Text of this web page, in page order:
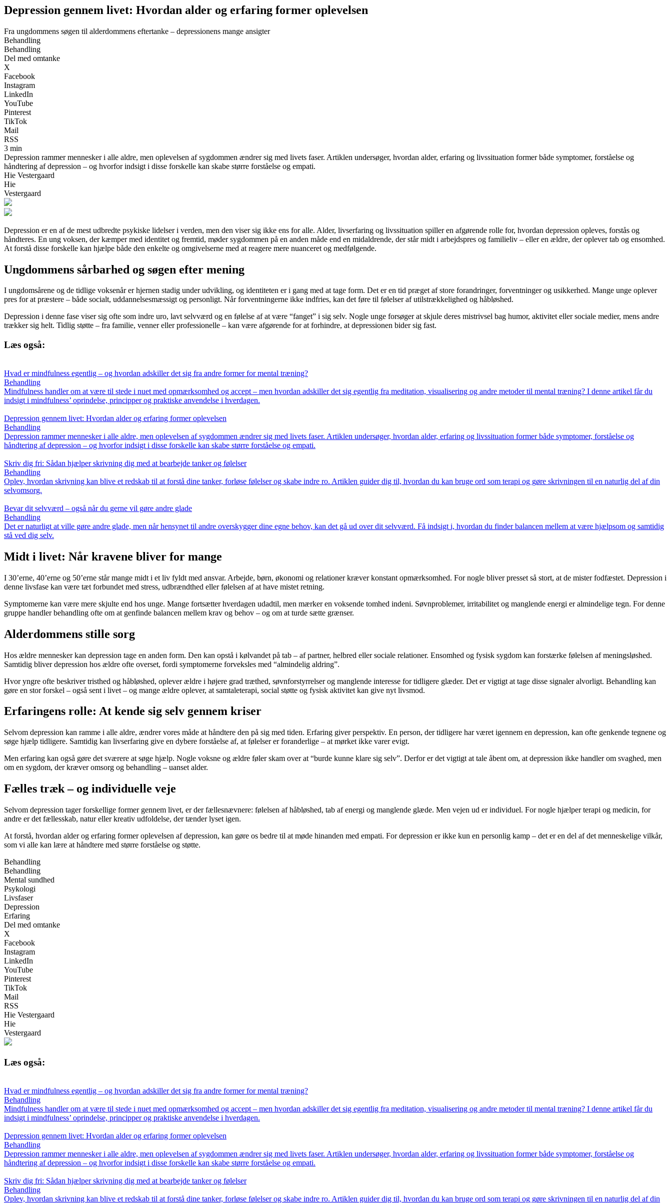
Depression gennem livet: Hvordan alder og erfaring former oplevelsen
Fra ungdommens søgen til alderdommens eftertanke – depressionens mange ansigter
Behandling
Behandling
Del med omtanke
X
Facebook
Instagram
LinkedIn
YouTube
Pinterest
TikTok
Mail
RSS
3 min
Depression rammer mennesker i alle aldre, men oplevelsen af sygdommen ændrer sig med livets faser. Artiklen undersøger, hvordan alder, erfaring og livssituation former både symptomer, forståelse og
håndtering af depression – og hvorfor indsigt i disse forskelle kan skabe større forståelse og empati.
Hie Vestergaard
Hie
Vestergaard
Depression er en af de mest udbredte psykiske lidelser i verden, men den viser sig ikke ens for alle. Alder, livserfaring og livssituation spiller en afgørende rolle for, hvordan depression opleves, forstås og
håndteres. En ung voksen, der kæmper med identitet og fremtid, møder sygdommen på en anden måde end en midaldrende, der står midt i arbejdspres og familieliv – eller en ældre, der oplever tab og ensomhed.
At forstå disse forskelle kan hjælpe både den enkelte og omgivelserne med at reagere mere nuanceret og medfølgende.
Ungdommens sårbarhed og søgen efter mening
I ungdomsårene og de tidlige voksenår er hjernen stadig under udvikling, og identiteten er i gang med at tage form. Det er en tid præget af store forandringer, forventninger og usikkerhed. Mange unge oplever
pres for at præstere – både socialt, uddannelsesmæssigt og personligt. Når forventningerne ikke indfries, kan det føre til følelser af utilstrækkelighed og håbløshed.
Depression i denne fase viser sig ofte som indre uro, lavt selvværd og en følelse af at være “fanget” i sig selv. Nogle unge forsøger at skjule deres mistrivsel bag humor, aktivitet eller sociale medier, mens andre
trækker sig helt. Tidlig støtte – fra familie, venner eller professionelle – kan være afgørende for at forhindre, at depressionen bider sig fast.
Læs også:
Hvad er mindfulness egentlig – og hvordan adskiller det sig fra andre former for mental træning?
Behandling
Mindfulness handler om at være til stede i nuet med opmærksomhed og accept – men hvordan adskiller det sig egentlig fra meditation, visualisering og andre metoder til mental træning? I denne artikel får du
indsigt i mindfulness’ oprindelse, principper og praktiske anvendelse i hverdagen.
Depression gennem livet: Hvordan alder og erfaring former oplevelsen
Behandling
Depression rammer mennesker i alle aldre, men oplevelsen af sygdommen ændrer sig med livets faser. Artiklen undersøger, hvordan alder, erfaring og livssituation former både symptomer, forståelse og
håndtering af depression – og hvorfor indsigt i disse forskelle kan skabe større forståelse og empati.
Skriv dig fri: Sådan hjælper skrivning dig med at bearbejde tanker og følelser
Behandling
Oplev, hvordan skrivning kan blive et redskab til at forstå dine tanker, forløse følelser og skabe indre ro. Artiklen guider dig til, hvordan du kan bruge ord som terapi og gøre skrivningen til en naturlig del af din
selvomsorg.
Bevar dit selvværd – også når du gerne vil gøre andre glade
Behandling
Det er naturligt at ville gøre andre glade, men når hensynet til andre overskygger dine egne behov, kan det gå ud over dit selvværd. Få indsigt i, hvordan du finder balancen mellem at være hjælpsom og samtidig
stå ved dig selv.
Midt i livet: Når kravene bliver for mange
I 30’erne, 40’erne og 50’erne står mange midt i et liv fyldt med ansvar. Arbejde, børn, økonomi og relationer kræver konstant opmærksomhed. For nogle bliver presset så stort, at de mister fodfæstet. Depression i
denne livsfase kan være tæt forbundet med stress, udbrændthed eller følelsen af at have mistet retning.
Symptomerne kan være mere skjulte end hos unge. Mange fortsætter hverdagen udadtil, men mærker en voksende tomhed indeni. Søvnproblemer, irritabilitet og manglende energi er almindelige tegn. For denne
gruppe handler behandling ofte om at genfinde balancen mellem krav og behov – og om at turde sætte grænser.
Alderdommens stille sorg
Hos ældre mennesker kan depression tage en anden form. Den kan opstå i kølvandet på tab – af partner, helbred eller sociale relationer. Ensomhed og fysisk sygdom kan forstærke følelsen af meningsløshed.
Samtidig bliver depression hos ældre ofte overset, fordi symptomerne forveksles med “almindelig aldring”.
Hvor yngre ofte beskriver tristhed og håbløshed, oplever ældre i højere grad træthed, søvnforstyrrelser og manglende interesse for tidligere glæder. Det er vigtigt at tage disse signaler alvorligt. Behandling kan
gøre en stor forskel – også sent i livet – og mange ældre oplever, at samtaleterapi, social støtte og fysisk aktivitet kan give nyt livsmod.
Erfaringens rolle: At kende sig selv gennem kriser
Selvom depression kan ramme i alle aldre, ændrer vores måde at håndtere den på sig med tiden. Erfaring giver perspektiv. En person, der tidligere har været igennem en depression, kan ofte genkende tegnene og
søge hjælp tidligere. Samtidig kan livserfaring give en dybere forståelse af, at følelser er foranderlige – at mørket ikke varer evigt.
Men erfaring kan også gøre det sværere at søge hjælp. Nogle voksne og ældre føler skam over at “burde kunne klare sig selv”. Derfor er det vigtigt at tale åbent om, at depression ikke handler om svaghed, men
om en sygdom, der kræver omsorg og behandling – uanset alder.
Fælles træk – og individuelle veje
Selvom depression tager forskellige former gennem livet, er der fællesnævnere: følelsen af håbløshed, tab af energi og manglende glæde. Men vejen ud er individuel. For nogle hjælper terapi og medicin, for
andre er det fællesskab, natur eller kreativ udfoldelse, der tænder lyset igen.
At forstå, hvordan alder og erfaring former oplevelsen af depression, kan gøre os bedre til at møde hinanden med empati. For depression er ikke kun en personlig kamp – det er en del af det menneskelige vilkår,
som vi alle kan lære at håndtere med større forståelse og støtte.
Behandling
Behandling
Mental sundhed
Psykologi
Livsfaser
Depression
Erfaring
Del med omtanke
X
Facebook
Instagram
LinkedIn
YouTube
Pinterest
TikTok
Mail
RSS
Hie Vestergaard
Hie
Vestergaard
Læs også:
Hvad er mindfulness egentlig – og hvordan adskiller det sig fra andre former for mental træning?
Behandling
Mindfulness handler om at være til stede i nuet med opmærksomhed og accept – men hvordan adskiller det sig egentlig fra meditation, visualisering og andre metoder til mental træning? I denne artikel får du
indsigt i mindfulness’ oprindelse, principper og praktiske anvendelse i hverdagen.
Depression gennem livet: Hvordan alder og erfaring former oplevelsen
Behandling
Depression rammer mennesker i alle aldre, men oplevelsen af sygdommen ændrer sig med livets faser. Artiklen undersøger, hvordan alder, erfaring og livssituation former både symptomer, forståelse og
håndtering af depression – og hvorfor indsigt i disse forskelle kan skabe større forståelse og empati.
Skriv dig fri: Sådan hjælper skrivning dig med at bearbejde tanker og følelser
Behandling
Oplev, hvordan skrivning kan blive et redskab til at forstå dine tanker, forløse følelser og skabe indre ro. Artiklen guider dig til, hvordan du kan bruge ord som terapi og gøre skrivningen til en naturlig del af din